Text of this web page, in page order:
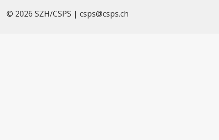
© 2026 SZH/CSPS |csps@csps.ch